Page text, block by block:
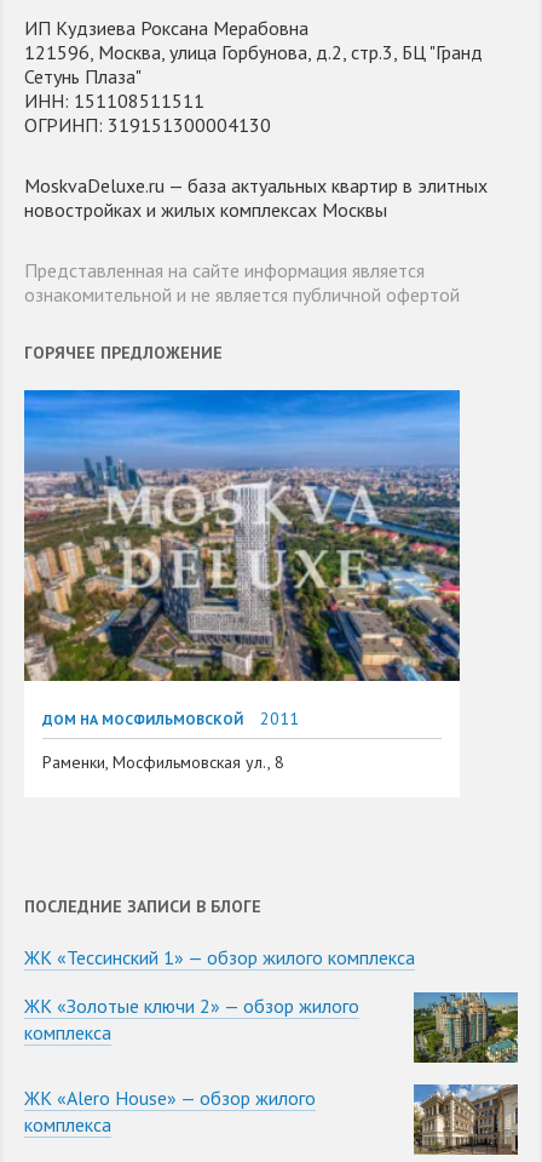
ИП Кудзиева Роксана Мерабовна
121596, Москва, улица Горбунова, д.2, стр.3, БЦ "Гранд
Сетунь Плаза"
ИНН: 151108511511
ОГРИНП: 319151300004130
MoskvaDeluxe.ru — база актуальных квартир в элитных
новостройках и жилых комплексах Москвы
Представленная на сайте информация является
ознакомительной и не является публичной офертой
ГОРЯЧЕЕ ПРЕДЛОЖЕНИЕ
ДОМ НА МОСФИЛЬМОВСКОЙ
2011
Раменки, Мосфильмовская ул., 8
ПОСЛЕДНИЕ ЗАПИСИ В БЛОГЕ
ЖК «Тессинский 1» — обзор жилого комплекса
ЖК «Золотые ключи 2» — обзор жилого
комплекса
ЖК «Alero House» — обзор жилого
комплекса